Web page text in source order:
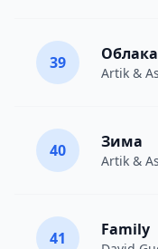
39 Облака
Artik &
40 Зима
Artik &
41 Family